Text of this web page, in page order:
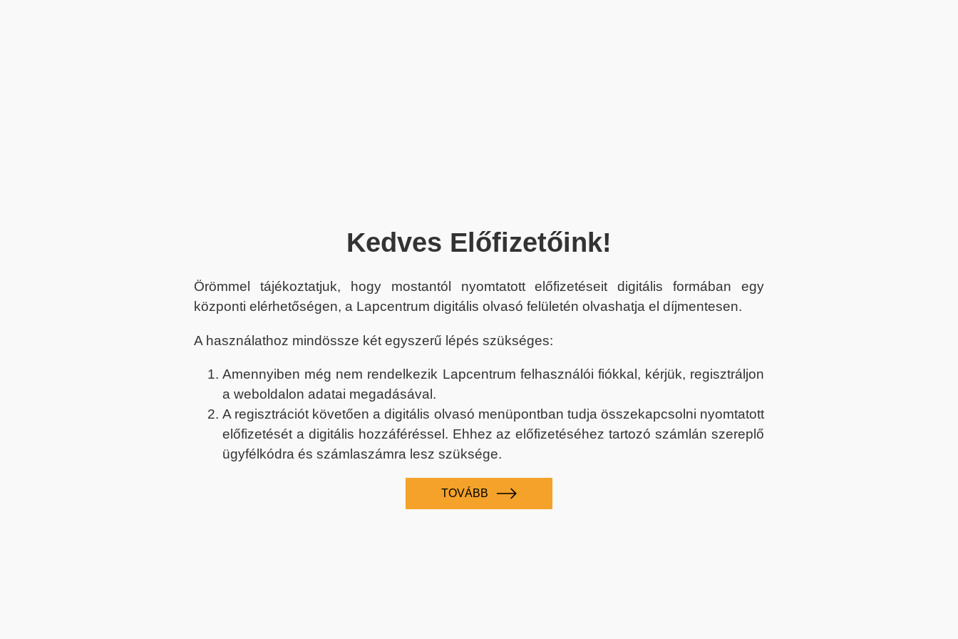
Kedves Előfizetőink!
Örömmel tájékoztatjuk, hogy mostantól nyomtatott előfizetéseit digitális formában egy
központi elérhetőségen, a Lapcentrum digitális olvasó felületén olvashatja el díjmentesen.
A használathoz mindössze két egyszerű lépés szükséges:
Amennyiben még nem rendelkezik Lapcentrum felhasználói fiókkal, kérjük, regisztráljon
a weboldalon adatai megadásával.
A regisztrációt követően a digitális olvasó menüpontban tudja összekapcsolni nyomtatott
előfizetését a digitális hozzáféréssel. Ehhez az előfizetéséhez tartozó számlán szereplő
ügyfélkódra és számlaszámra lesz szüksége.
TOVÁBB